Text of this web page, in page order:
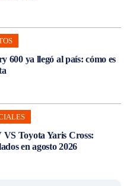
600 ya llegó al país: cómo es
Toyota Yaris Cross:
en agosto 2026